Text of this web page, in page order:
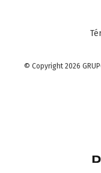
© Copyright 2026